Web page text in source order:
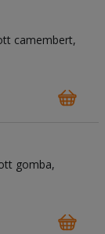
camembert,
gomba,